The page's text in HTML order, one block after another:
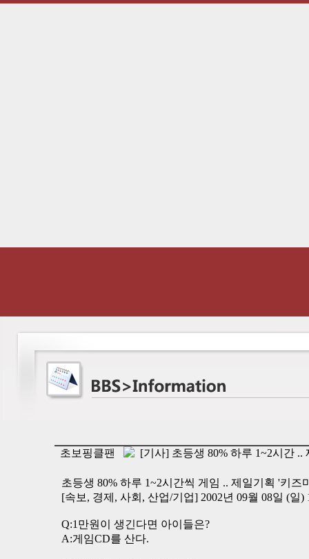
초보핑클팬 [기사] 초등생 80% 하루 1~2시간 ..
초등생 80% 하루 1~2시간씩 게임 .. 제일기획 '키
[속보, 경제, 사회, 산업/기업] 2002년 09월 08일 (일)
Q:1만원이 생긴다면 아이들은?
A:게임CD를 산다.